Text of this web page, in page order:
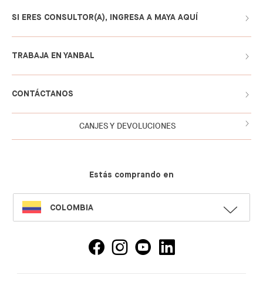
SI ERES CONSULTOR(A), INGRESA A MAYA AQUÍ
TRABAJA EN YANBAL
CONTÁCTANOS
CANJES Y DEVOLUCIONES
Estás comprando en
SELECT
LANGUAGE
COLOMBIA